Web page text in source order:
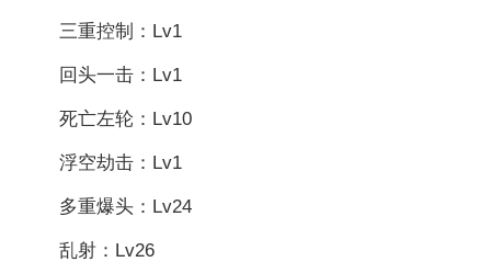
三重控制：Lv1
回头一击：Lv1
死亡左轮：Lv10
浮空劫击：Lv1
多重爆头：Lv24
乱射：Lv26